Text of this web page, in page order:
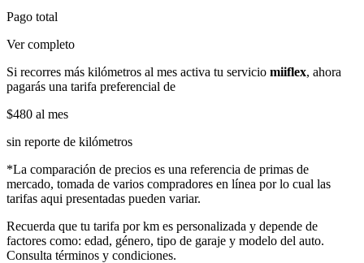
Pago total
Ver completo
Si recorres más kilómetros al mes activa tu servicio miiflex, ahora
pagarás una tarifa preferencial de
$480 al mes
sin reporte de kilómetros
*La comparación de precios es una referencia de primas de
mercado, tomada de varios compradores en línea por lo cual las
tarifas aqui presentadas pueden variar.
Recuerda que tu tarifa por km es personalizada y depende de
factores como: edad, género, tipo de garaje y modelo del auto.
Consulta términos y condiciones.